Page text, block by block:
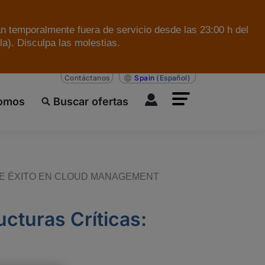
temporalmente fuera de servicio desde las 23:00 h del
Disculpa las molestias.
Buscar ofertas
Contáctanos Spain (Español)
ÉXITO EN CLOUD MANAGEMENT
Críticas: